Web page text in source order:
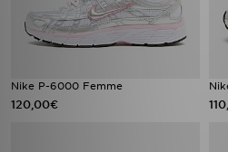
Nike P-6000 Femme
120,00€